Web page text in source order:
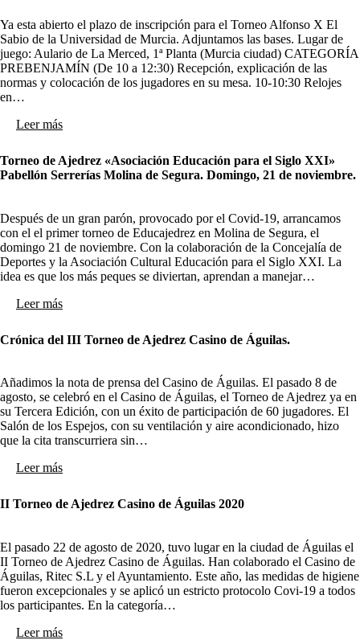
Ya esta abierto el plazo de inscripción para el Torneo Alfonso X El
Sabio de la Universidad de Murcia. Adjuntamos las bases. Lugar de
juego: Aulario de La Merced, 1ª Planta (Murcia ciudad) CATEGORÍA
PREBENJAMÍN (De 10 a 12:30) Recepción, explicación de las
normas y colocación de los jugadores en su mesa. 10-10:30 Relojes
en…
Leer más
Torneo de Ajedrez «Asociación Educación para el Siglo XXI»
Pabellón Serrerías Molina de Segura. Domingo, 21 de noviembre.
Después de un gran parón, provocado por el Covid-19, arrancamos
con el el primer torneo de Educajedrez en Molina de Segura, el
domingo 21 de noviembre. Con la colaboración de la Concejalía de
Deportes y la Asociación Cultural Educación para el Siglo XXI. La
idea es que los más peques se diviertan, aprendan a manejar…
Leer más
Crónica del III Torneo de Ajedrez Casino de Águilas.
Añadimos la nota de prensa del Casino de Águilas. El pasado 8 de
agosto, se celebró en el Casino de Águilas, el Torneo de Ajedrez ya en
su Tercera Edición, con un éxito de participación de 60 jugadores. El
Salón de los Espejos, con su ventilación y aire acondicionado, hizo
que la cita transcurriera sin…
Leer más
II Torneo de Ajedrez Casino de Águilas 2020
El pasado 22 de agosto de 2020, tuvo lugar en la ciudad de Águilas el
II Torneo de Ajedrez Casino de Águilas. Han colaborado el Casino de
Águilas, Ritec S.L y el Ayuntamiento. Este año, las medidas de higiene
fueron excepcionales y se aplicó un estricto protocolo Covi-19 a todos
los participantes. En la categoría…
Leer más